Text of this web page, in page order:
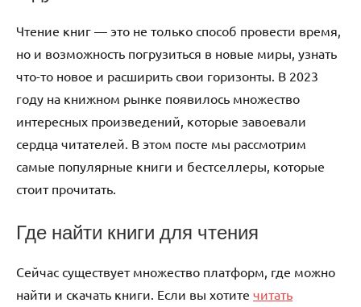
Чтение книг — это не только способ провести время,
но и возможность погрузиться в новые миры, узнать
что-то новое и расширить свои горизонты. В 2023
году на книжном рынке появилось множество
интересных произведений, которые завоевали
сердца читателей. В этом посте мы рассмотрим
самые популярные книги и бестселлеры, которые
стоит прочитать.
Где найти книги для чтения
Сейчас существует множество платформ, где можно
найти и скачать книги. Если вы хотите читать